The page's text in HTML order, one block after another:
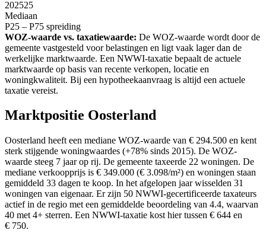
202525
Mediaan
P25 – P75 spreiding
WOZ-waarde vs. taxatiewaarde: De WOZ-waarde wordt door de
gemeente vastgesteld voor belastingen en ligt vaak lager dan de
werkelijke marktwaarde. Een NWWI-taxatie bepaalt de actuele
marktwaarde op basis van recente verkopen, locatie en
woningkwaliteit. Bij een hypotheekaanvraag is altijd een actuele
taxatie vereist.
Marktpositie Oosterland
Oosterland heeft een mediane WOZ-waarde van € 294.500 en kent
sterk stijgende woningwaardes (+78% sinds 2015). De WOZ-
waarde steeg 7 jaar op rij. De gemeente taxeerde 22 woningen. De
mediane verkoopprijs is € 349.000 (€ 3.098/m²) en woningen staan
gemiddeld 33 dagen te koop. In het afgelopen jaar wisselden 31
woningen van eigenaar. Er zijn 50 NWWI-gecertificeerde taxateurs
actief in de regio met een gemiddelde beoordeling van 4.4, waarvan
40 met 4+ sterren. Een NWWI-taxatie kost hier tussen € 644 en
€ 750.